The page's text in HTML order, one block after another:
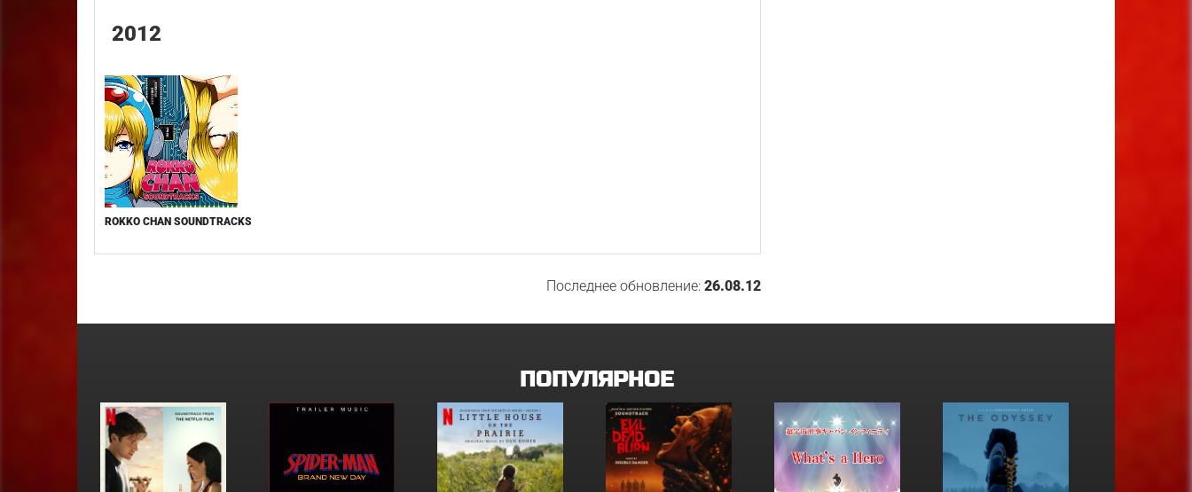
2012
ROKKO CHAN SOUNDTRACKS
Последнее обновление: 26.08.12
ПОПУЛЯРНОЕ